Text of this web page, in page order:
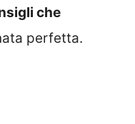
che
perfetta.